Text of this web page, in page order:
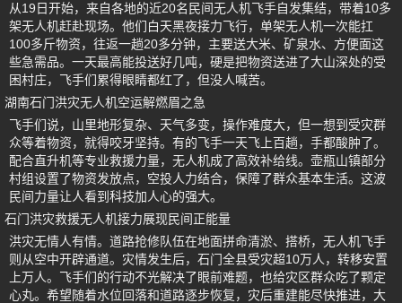
从19日开始，来自各地的近20名民间无人机飞手自发集结，带着10多
架无人机赶赴现场。他们白天黑夜接力飞行，单架无人机一次能扛
100多斤物资，往返一趟20多分钟，主要送大米、矿泉水、方便面这
些急需品。一天最高能投送好几吨，硬是把物资送进了大山深处的受
困村庄，飞手们累得眼睛都红了，但没人喊苦。
湖南石门洪灾无人机空运解燃眉之急
飞手们说，山里地形复杂、天气多变，操作难度大，但一想到受灾群
众等着物资，就得咬牙坚持。有的飞手一天飞上百趟，手都酸肿了。
配合直升机等专业救援力量，无人机成了高效补给线。壶瓶山镇部分
村组设置了物资发放点，空投人力结合，保障了群众基本生活。这波
民间力量让人看到科技加人心的强大。
石门洪灾救援无人机接力展现民间正能量
洪灾无情人有情。道路抢修队伍在地面拼命清淤、搭桥，无人机飞手
则从空中开辟通道。灾情发生后，石门全县受灾超10万人，转移安置
上万人。飞手们的行动不光解决了眼前难题，也给灾区群众吃了颗定
心丸。希望随着水位回落和道路逐步恢复，灾后重建能尽快推进，大